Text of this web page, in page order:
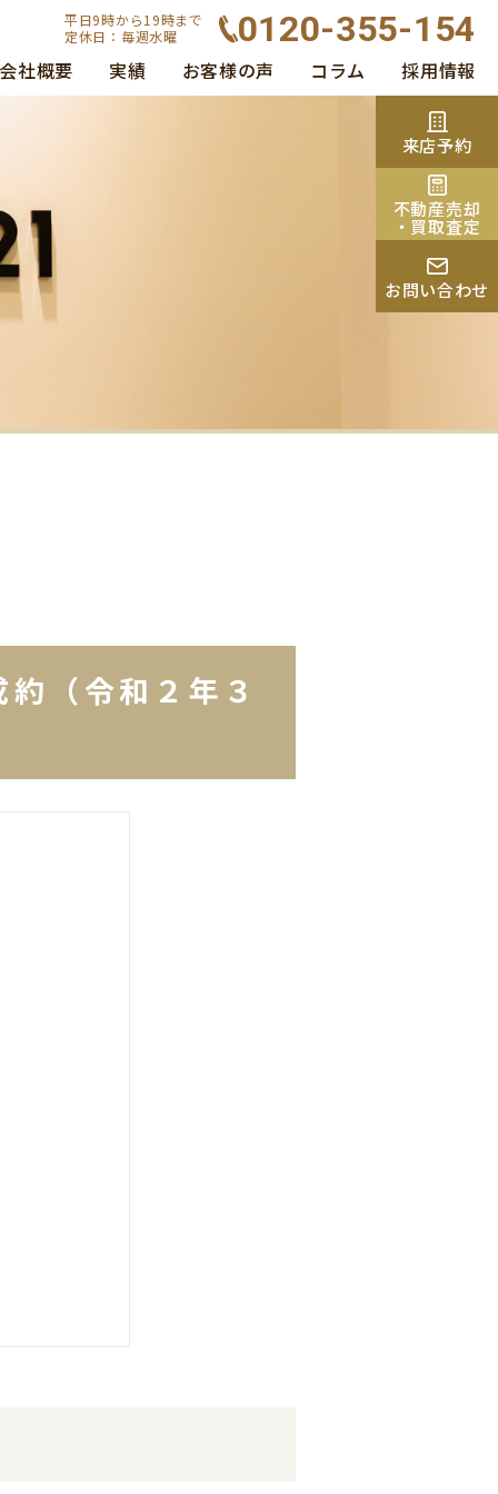
平日9時から19時まで
定休日：毎週水曜
0120-355-154
会社概要 実績 お客様の声 コラム 採用情報
来店予約
不動産売却
・買取査定
お問い合わせ
（令和２年３